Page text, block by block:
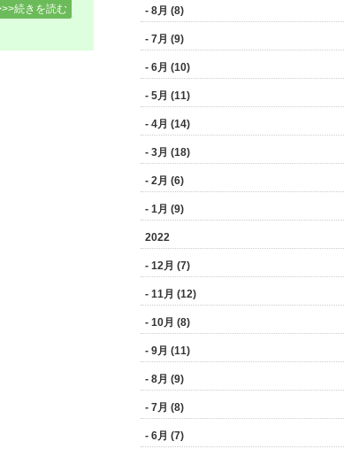
続きを読む - 8月 (8)
- 7月 (9)
- 6月 (10)
- 5月 (11)
- 4月 (14)
- 3月 (18)
- 2月 (6)
- 1月 (9)
2022
- 12月 (7)
- 11月 (12)
- 10月 (8)
- 9月 (11)
- 8月 (9)
- 7月 (8)
- 6月 (7)